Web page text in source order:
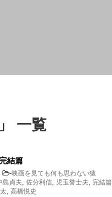
一覧
結篇
-映画を見ても何も思わない猿
島貞夫, 佐分利信, 児玉誉士夫, 完結篇
, 高橋悦史